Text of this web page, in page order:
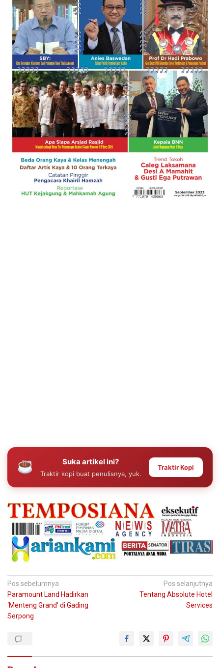
Suka artikel ini?
Traktir kopi buat penulisnya, yuk.
Traktir Kopi
Navigasi
pos
Pos sebelumnya
Paramount Land Hadirkan
‘Menteng Grand’ di Gading
Serpong
Pos selanjutnya
Tentang Absolute Hotel
Services